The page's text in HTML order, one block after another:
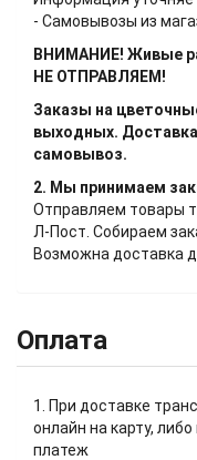
- Самовывозы из
ВНИМАНИЕ! Живые
НЕ ОТПРАВЛЯЕМ!
Заказы на
выходных.
самовывоз.
2. Мы принимаем
Отправляем товары
Л-Пост. Собираем
Возможна доставка
Оплата
1. При доставке
онлайн на карту,
платеж